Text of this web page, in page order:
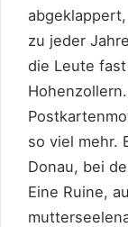
zu jeder
die Leute
so viel mehr.
Donau, bei
Eine Ruine,